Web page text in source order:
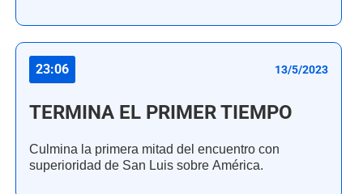
23:06 13/5/2023
TERMINA EL PRIMER TIEMPO
Culmina la primera mitad del encuentro con
superioridad de San Luis sobre América.